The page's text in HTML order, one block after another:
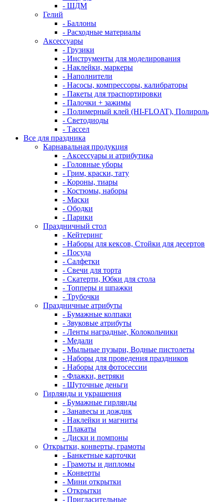
- ШДМ
Гелий
- Баллоны
- Расходные материалы
Аксессуары
- Грузики
- Инструменты для моделирования
- Наклейки, маркеры
- Наполнители
- Насосы, компрессоры, калибраторы
- Пакеты для траспортировки
- Палочки + зажимы
- Полимерный клей (HI-FLOAT), Полироль
- Светодиоды
- Тассел
Все для праздника
Карнавальная продукция
- Аксессуары и атрибутика
- Головные уборы
- Грим, краски, тату
- Короны, тиары
- Костюмы, наборы
- Маски
- Ободки
- Парики
Праздничный стол
- Кейтеринг
- Наборы для кексов, Стойки для десертов
- Посуда
- Салфетки
- Свечи для торта
- Скатерти, Юбки для стола
- Топперы и шпажки
- Трубочки
Праздничные атрибуты
- Бумажные колпаки
- Звуковые атрибуты
- Ленты наградные, Колокольчики
- Медали
- Мыльные пузыри, Водные пистолеты
- Наборы для проведения праздников
- Наборы для фотосессии
- Флажки, ветряки
- Шуточные деньги
Гирлянды и украшения
- Бумажные гирлянды
- Занавесы и дождик
- Наклейки и магниты
- Плакаты
- Диски и помпоны
Открытки, конверты, грамоты
- Банкетные карточки
- Грамоты и дипломы
- Конверты
- Мини открытки
- Открытки
- Пригласительные